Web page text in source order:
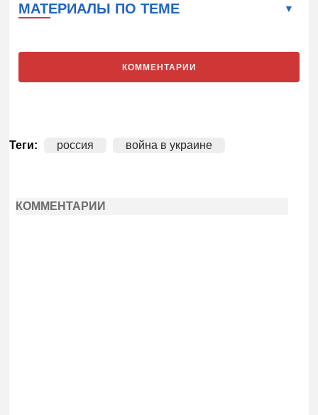
МАТЕРИАЛЫ ПО ТЕМЕ
КОММЕНТАРИИ
Теги: россия война в украине
КОММЕНТАРИИ